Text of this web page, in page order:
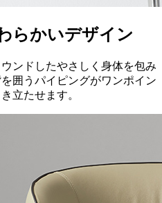
らかいデザイン
ンドしたやさしく身体を包み
囲うパイピングがワンポイン
立たせます。